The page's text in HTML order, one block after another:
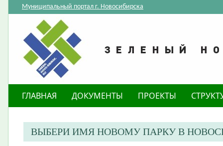
Муниципальный портал г. Новосибирска
ГЛАВНАЯ ДОКУМЕНТЫ ПРОЕКТЫ
ВЫБЕРИ ИМЯ НОВОМУ ПАРКУ В